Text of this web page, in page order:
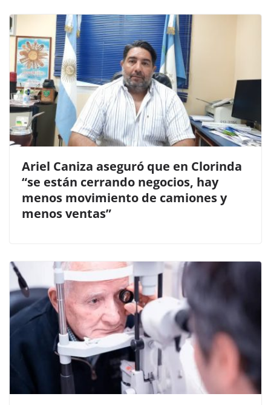
Ariel Caniza aseguró que en Clorinda
“se están cerrando negocios, hay
menos movimiento de camiones y
menos ventas”